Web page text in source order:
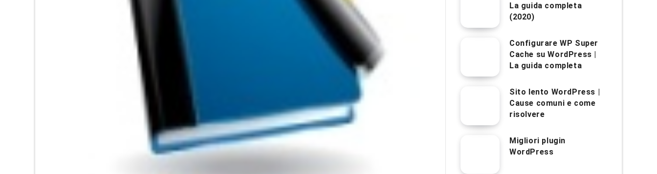
La guida completa
(2020)
Configurare WP Super
Cache su WordPress |
La guida completa
Sito lento WordPress |
Cause comuni e come
risolvere
Migliori plugin
WordPress